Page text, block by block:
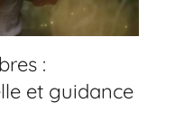
:
et guidance